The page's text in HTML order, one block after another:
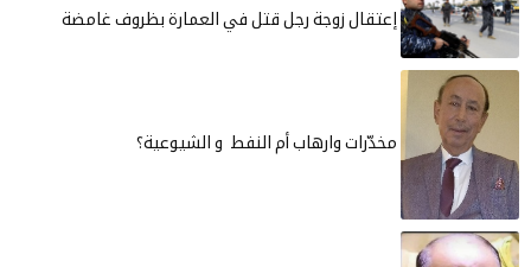
إعتقال زوجة رجل قتل في العمارة بظروف غامضة
مخدّرات وارهاب أم النفط و الشيوعية؟